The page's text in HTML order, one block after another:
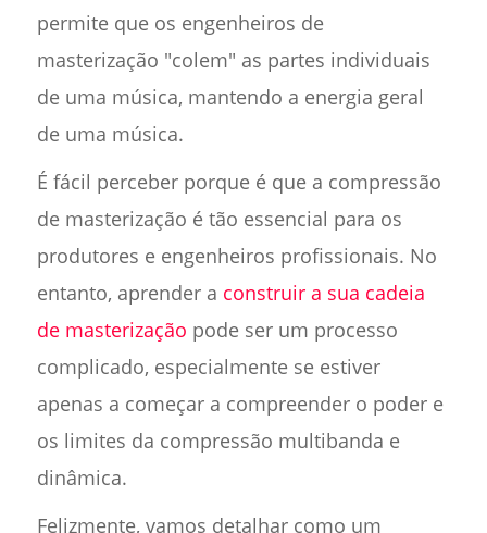
permite que os engenheiros de
masterização "colem" as partes individuais
de uma música, mantendo a energia geral
de uma música.
É fácil perceber porque é que a compressão
de masterização é tão essencial para os
produtores e engenheiros profissionais. No
entanto, aprender a construir a sua cadeia
de masterização pode ser um processo
complicado, especialmente se estiver
apenas a começar a compreender o poder e
os limites da compressão multibanda e
dinâmica.
Felizmente, vamos detalhar como um